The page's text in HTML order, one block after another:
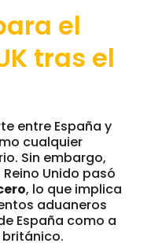
el
tras el
entre España y
cualquier
Sin embargo,
Reino Unido pasó
, lo que implica
aduaneros
España como a